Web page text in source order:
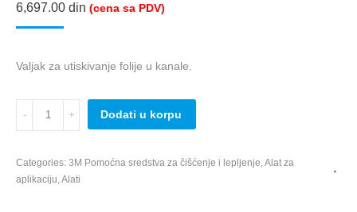
6,697.00 din (cena sa PDV)
Valjak za utiskivanje folije u kanale.
S
quantity
Dodati u korpu
Categories: 3M Pomoćna sredstva za čišćenje i lepljenje,Alat za
aplikaciju,Alati